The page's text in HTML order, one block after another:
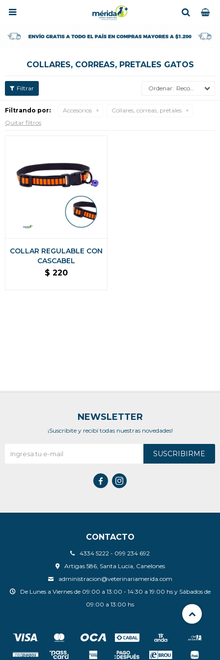

COLLARES, CORREAS, PRETALES GATOS
Recomendados
Filtrando por: Accesorios
Collares, correas, pretales
Quitar filtros
COLLAR REGULABLE CON
CASCABEL
$ 220
CONTACTO
4334 5222 - 099 234 692
Artigas 586, Santa Lucia, Canelones
administracion@veterinariamerida.com
De Lunes a Viernes de 09:00 a 13:00 - 14:30 a 19:00 hs y Sábados de
09:00 a 13:00 hs
NEWSLETTER
¡Suscribite y recibí todas nuestras novedades!
SUSCRIBIRME
 